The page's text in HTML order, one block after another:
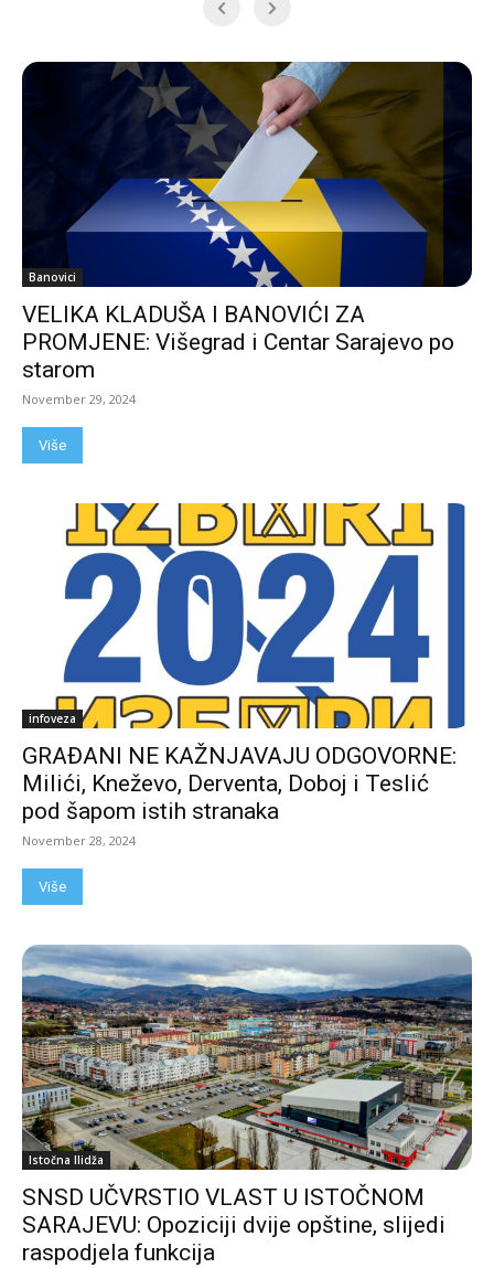
Banovici
VELIKA KLADUŠA I BANOVIĆI ZA
PROMJENE: Višegrad i Centar Sarajevo po
starom
November 29, 2024
Više
infoveza
GRAĐANI NE KAŽNJAVAJU ODGOVORNE:
Milići, Kneževo, Derventa, Doboj i Teslić
pod šapom istih stranaka
November 28, 2024
Više
Istočna Ilidža
SNSD UČVRSTIO VLAST U ISTOČNOM
SARAJEVU: Opoziciji dvije opštine, slijedi
raspodjela funkcija